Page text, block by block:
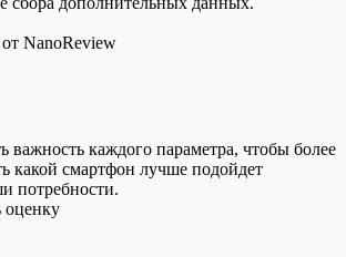
NanoReview
важность каждого параметра, чтобы более
какой смартфон лучше подойдет
потребности.
оценку